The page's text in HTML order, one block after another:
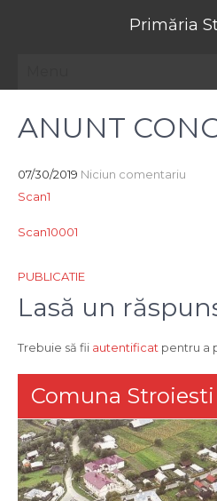
Primăria
ANUNT
07/30/2019 Niciun comentariu
Scan1
Scan10001
Navigare
în
PUBLICATIE
Lasă un
Trebuie să fii autentificat pentru a
Comuna Stroiesti